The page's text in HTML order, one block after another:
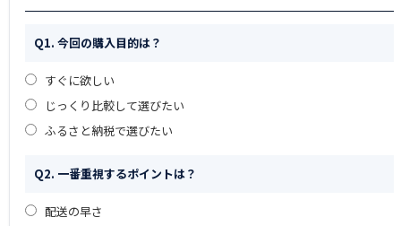
Q1. 今回の購入目的は？
すぐに欲しい
じっくり比較して選びたい
ふるさと納税で選びたい
Q2. 一番重視するポイントは？
配送の早さ